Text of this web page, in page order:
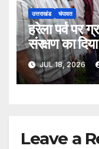
उत्तराखंड चंपावत
हरेला पर्व पर
संरक्षण का
JUL 18, 2026
Leave a